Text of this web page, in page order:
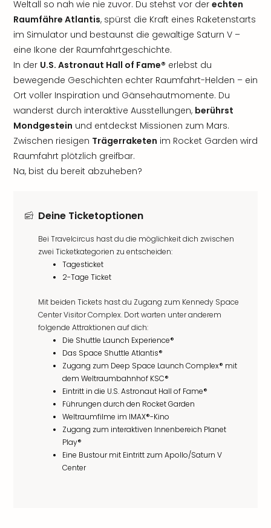
Weltall so nah wie nie zuvor. Du stehst vor der echten
Raumfähre Atlantis, spürst die Kraft eines Raketenstarts
im Simulator und bestaunst die gewaltige Saturn V –
eine Ikone der Raumfahrtgeschichte.
In der U.S. Astronaut Hall of Fame® erlebst du
bewegende Geschichten echter Raumfahrt-Helden – ein
Ort voller Inspiration und Gänsehautmomente. Du
wanderst durch interaktive Ausstellungen, berührst
Mondgestein und entdeckst Missionen zum Mars.
Zwischen riesigen Trägerraketen im Rocket Garden wird
Raumfahrt plötzlich greifbar.
Na, bist du bereit abzuheben?
Deine Ticketoptionen
Bei Travelcircus hast du die möglichkeit dich zwischen
zwei Ticketkategorien zu entscheiden:
Tagesticket
2-Tage Ticket
Mit beiden Tickets hast du Zugang zum Kennedy Space
Center Visitor Complex. Dort warten unter anderem
folgende Attraktionen auf dich:
Die Shuttle Launch Experience®
Das Space Shuttle Atlantis®
Zugang zum Deep Space Launch Complex® mit
dem Weltraumbahnhof KSC®
Eintritt in die U.S. Astronaut Hall of Fame®
Führungen durch den Rocket Garden
Weltraumfilme im IMAX®-Kino
Zugang zum interaktiven Innenbereich Planet
Play®
Eine Bustour mit Eintritt zum Apollo/Saturn V
Center